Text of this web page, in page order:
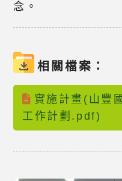
念。
相關檔案：
實施計畫(山豐
工作計劃.pdf)